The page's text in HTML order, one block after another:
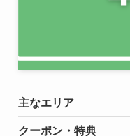
主なエリア
クーポン・特典